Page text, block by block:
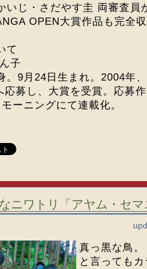
いじ・さだやす圭 両審査員
OPEN大賞作品も完全
て
子
。9月24日生まれ。2004年
応募し、大賞を受賞。応募
ーニングにて連載化。
ニワトリ「アヤム・セ
真っ黒な鳥。
と言っても